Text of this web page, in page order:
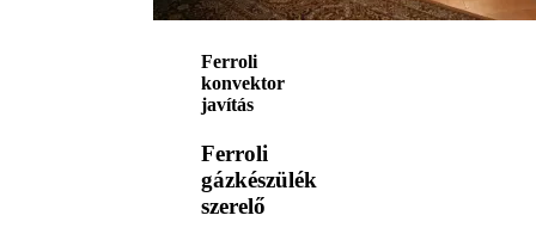
Ferroli
konvektor
javítás
Ferroli
gázkészülék
szerelő